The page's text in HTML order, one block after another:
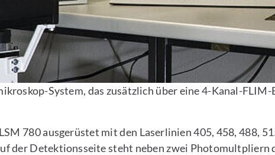
System, das zusätzlich über eine 4-Kanal-
780 ausgerüstet mit den Laserlinien 405, 458, 488,
der Detektionsseite steht neben zwei Photomultpliern